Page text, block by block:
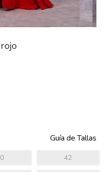
Guía de Tallas
42